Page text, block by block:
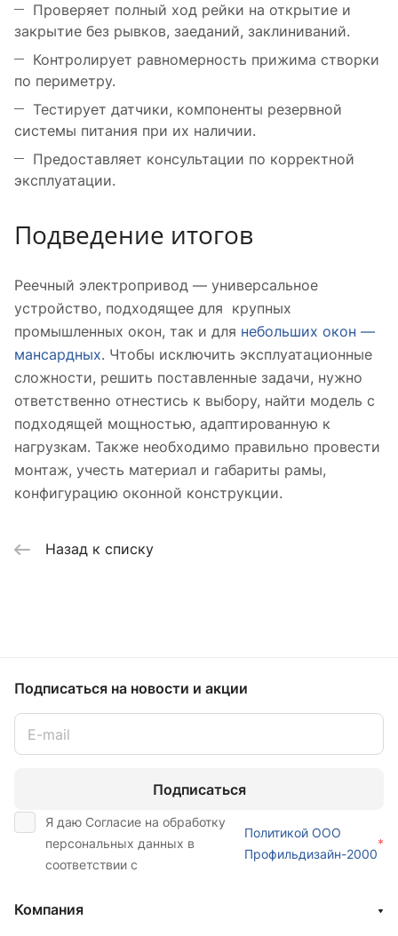
Проверяет полный ход рейки на открытие и
закрытие без рывков, заеданий, заклиниваний.
Контролирует равномерность прижима створки
по периметру.
Тестирует датчики, компоненты резервной
системы питания при их наличии.
Предоставляет консультации по корректной
эксплуатации.
Подведение итогов
Реечный электропривод — универсальное
устройство, подходящее для крупных
промышленных окон, так и для небольших окон —
мансардных. Чтобы исключить эксплуатационные
сложности, решить поставленные задачи, нужно
ответственно отнестись к выбору, найти модель с
подходящей мощностью, адаптированную к
нагрузкам. Также необходимо правильно провести
монтаж, учесть материал и габариты рамы,
конфигурацию оконной конструкции.
Назад к списку
Подписаться на новости и акции
Подписаться
Я даю Согласие на обработку
персональных данных в
соответствии с
Политикой ООО
Профильдизайн-2000
*
Компания